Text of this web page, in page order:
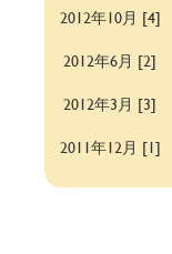
2012年10月 [4]
2012年6月 [2]
2012年3月 [3]
2011年12月 [1]